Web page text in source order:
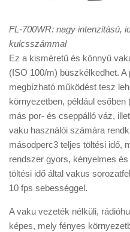
FL-700WR: nagy intenzitású,
kulcsszámmal
Ez a kisméretű és könnyű
(ISO 100/m) büszkélkedhet.
megbízható működést tesz
környezetben, például
más por- és cseppálló váz,
vaku használói számára
másodperc3 teljes töltési idő,
rendszer gyors, kényelmes
töltési idő által vakus
10 fps sebességgel.
A vaku vezeték nélküli,
képes, mely fényes